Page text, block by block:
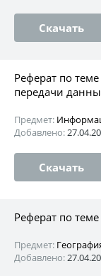
Скачать
Реферат по
передачи
Предмет:
Добавлено:
Скачать
Реферат по
Предмет:
Добавлено: